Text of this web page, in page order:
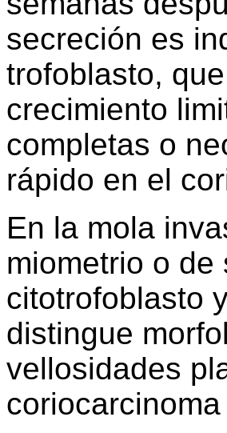
secreción es
trofoblasto,
crecimiento
completas o
rápido en el
En la mola
miometrio o
citotrofoblasto
distingue
vellosidades